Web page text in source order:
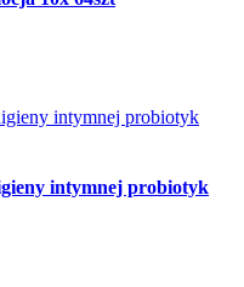
intymnej probiotyk